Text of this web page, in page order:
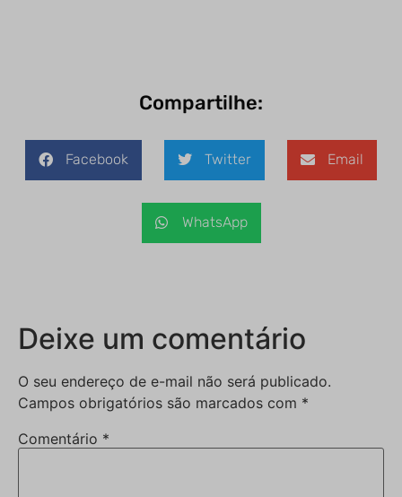
Compartilhe:
Facebook Twitter Email
WhatsApp
Deixe um comentário
O seu endereço de e-mail não será publicado.
Campos obrigatórios são marcados com *
Comentário *